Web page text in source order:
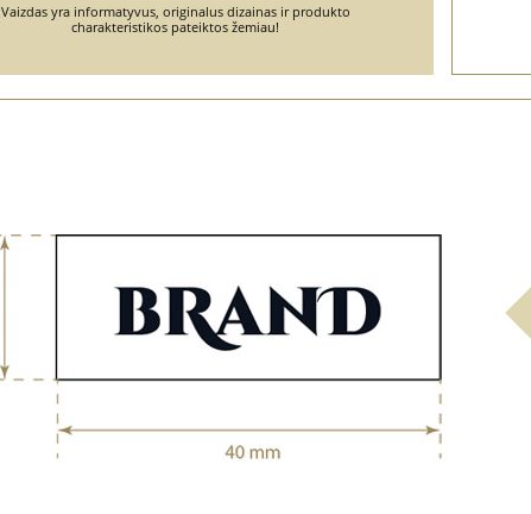
Vaizdas yra informatyvus, originalus dizainas ir produkto
charakteristikos pateiktos žemiau!